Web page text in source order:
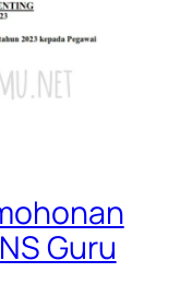
Guru